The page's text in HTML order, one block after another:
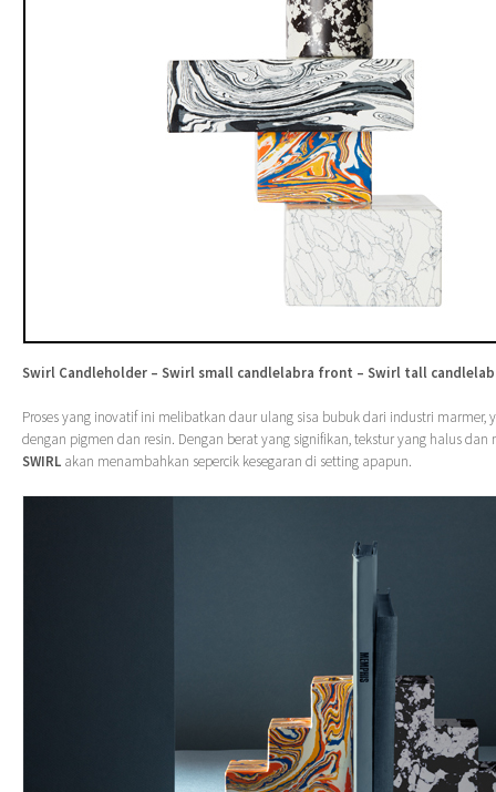
Swirl Candleholder – Swirl small candlelabra front – Swirl tall
Proses yang inovatif ini melibatkan daur ulang sisa bubuk dari industri marmer,
dengan pigmen dan resin. Dengan berat yang signifikan, tekstur yang halus dan
SWIRL akan menambahkan sepercik kesegaran di setting apapun.